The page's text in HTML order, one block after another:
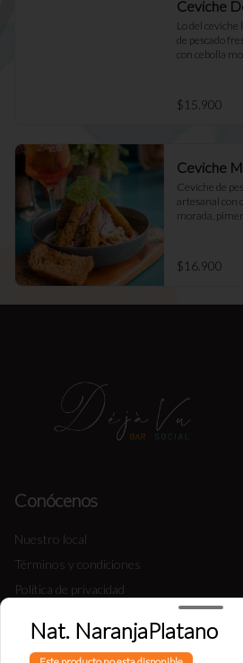
Ceviche
Lo del
de pescado
con cebolla
$15.900
Ceviche
Ceviche de
artesanal con
morada,
$16.900
Conócenos
Nuestro local
Términos y condiciones
Política de privacidad
Redes sociales
Nat. NaranjaPlatano